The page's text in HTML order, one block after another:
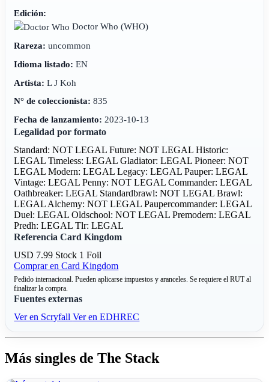
Edición:
Doctor Who(WHO)
Rareza: uncommon
Idioma listado: EN
Artista: L J Koh
N° de coleccionista: 835
Fecha de lanzamiento: 2023-10-13
Legalidad por formato
Standard: NOT LEGALFuture: NOT LEGALHistoric:
LEGALTimeless: LEGALGladiator: LEGALPioneer: NOT
LEGALModern: LEGALLegacy: LEGALPauper: LEGAL
Vintage: LEGALPenny: NOT LEGALCommander: LEGAL
Oathbreaker: LEGAL Standardbrawl: NOT LEGALBrawl:
LEGAL Alchemy: NOT LEGALPaupercommander: LEGAL
Duel: LEGALOldschool: NOT LEGALPremodern: LEGAL
Predh: LEGALTlr: LEGAL
Referencia Card Kingdom
USD 7.99 Stock 1Foil
Comprar en Card Kingdom
Pedido internacional. Pueden aplicarse impuestos y aranceles. Se requiere el RUT al
finalizar la compra.
Fuentes externas
Ver en ScryfallVer en EDHREC
Más singles de The Stack